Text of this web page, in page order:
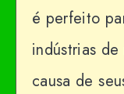
é perfeito
indústrias
causa de